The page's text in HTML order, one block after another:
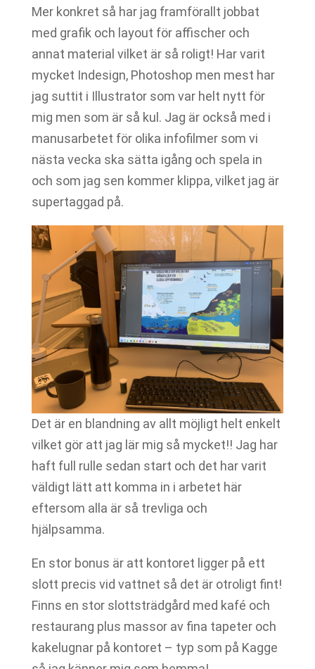
Mer konkret så har jag framförallt jobbat
med grafik och layout för affischer och
annat material vilket är så roligt! Har varit
mycket Indesign, Photoshop men mest har
jag suttit i Illustrator som var helt nytt för
mig men som är så kul. Jag är också med i
manusarbetet för olika infofilmer som vi
nästa vecka ska sätta igång och spela in
och som jag sen kommer klippa, vilket jag är
supertaggad på.
Det är en blandning av allt möjligt helt enkelt
vilket gör att jag lär mig så mycket!! Jag har
haft full rulle sedan start och det har varit
väldigt lätt att komma in i arbetet här
eftersom alla är så trevliga och
hjälpsamma.
En stor bonus är att kontoret ligger på ett
slott precis vid vattnet så det är otroligt fint!
Finns en stor slottsträdgård med kafé och
restaurang plus massor av fina tapeter och
kakelugnar på kontoret – typ som på Kagge